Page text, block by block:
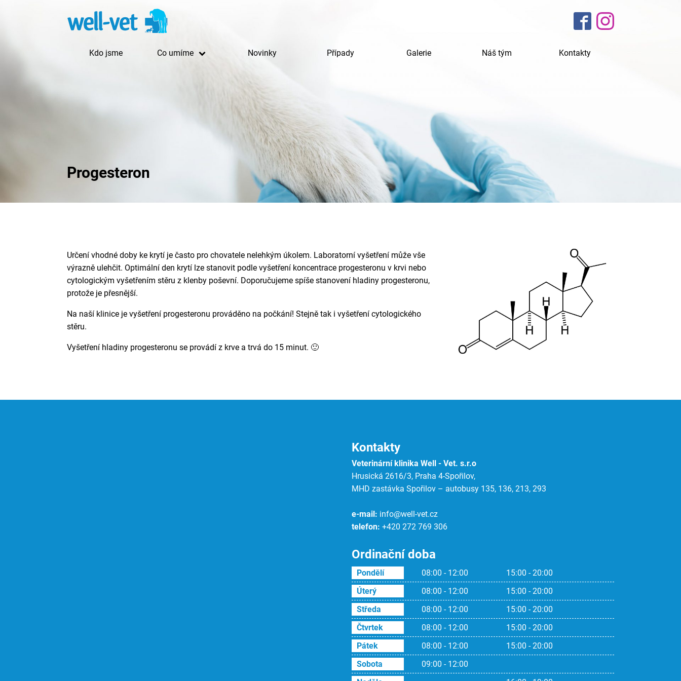
Kdo jsme Co umíme Novinky Případy Galerie Náš tým Kontakty
Progesteron
Určení vhodné doby ke krytí je často pro chovatele nelehkým úkolem. Laboratorní vyšetření může vše
výrazně ulehčit. Optimální den krytí lze stanovit podle vyšetření koncentrace progesteronu v krvi nebo
cytologickým vyšetřením stěru z klenby poševní. Doporučujeme spíše stanovení hladiny progesteronu,
protože je přesnější.
Na naší klinice je vyšetření progesteronu prováděno na počkání! Stejně tak i vyšetření cytologického
stěru.
Vyšetření hladiny progesteronu se provádí z krve a trvá do 15 minut. 🙂
Kontakty
Veterinární klinika Well - Vet. s.r.o
Hrusická 2616/3, Praha 4-Spořilov,
MHD zastávka Spořilov – autobusy 135, 136, 213, 293
e-mail: info@well-vet.cz
telefon: +420 272 769 306
Ordinační doba
Pondělí 08:00 - 12:00
15:00 - 20:00
Úterý
08:00 - 12:00
15:00 - 20:00
Středa
08:00 - 12:00
15:00 - 20:00
Čtvrtek
08:00 - 12:00
15:00 - 20:00
Pátek
08:00 - 12:00
15:00 - 20:00
Sobota
09:00 - 12:00